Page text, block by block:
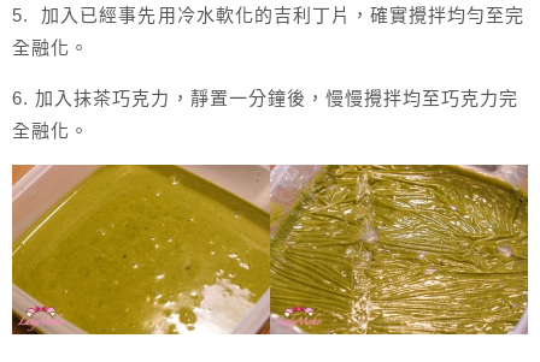
5. 加入已經事先用冷水軟化的吉利丁片，確實攪拌均勻至完
全融化。
6. 加入抹茶巧克力，靜置一分鐘後，慢慢攪拌均至巧克力完
全融化。